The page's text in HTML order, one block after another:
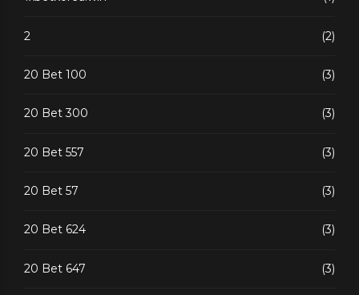
2 (2)
20 Bet 100 (3)
20 Bet 300 (3)
20 Bet 557 (3)
20 Bet 57 (3)
20 Bet 624 (3)
20 Bet 647 (3)